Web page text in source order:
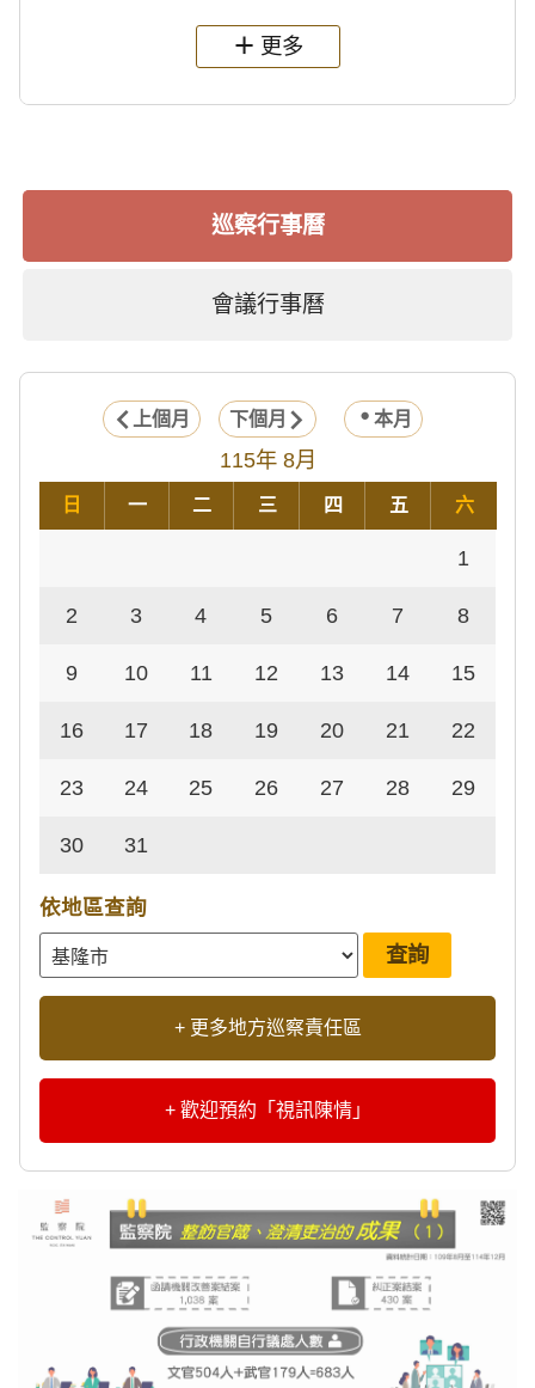
過世後，總統府於89年間函請其家屬
繼續留住
更多
巡察行事曆
會議行事曆
上個月 下個月 本月
115年 8月
日 一 二 三 四 五 六
1
2 3 4 5 6 7 8
9 10 11 12 13 14 15
16 17 18 19 20 21 22
23 24 25 26 27 28 29
30 31
依地區查詢
+ 更多地方巡察責任區
+ 歡迎預約「視訊陳情」